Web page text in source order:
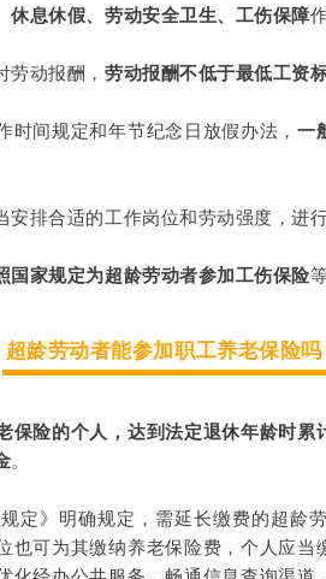
休息休假、劳动安全卫生、工伤保障
动报酬， 劳动报酬不低于最低工资
时间规定和年节纪念日放假办法，一
排合适的工作岗位和劳动强度，进
国家规定为超龄劳动者参加工伤保险
超龄劳动者能参加职工养老保险吗
保险的个人，达到法定退休年龄时
。
定》明确规定，需延长缴费的超龄
可为其缴纳养老保险费，个人应当